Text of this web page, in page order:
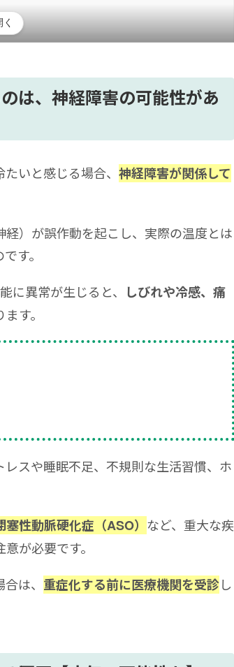
療法
は、神経障害の可能性があ
いと感じる場合、 神経障害が関係して
）が誤作動を起こし、実際の温度とは
す。
に異常が生じると、
しびれや冷感、痛
す。
スや睡眠不足、不規則な生活習慣、ホ
性動脈硬化症（ASO） など、重大な疾
が必要です。
は、 重症化する前に医療機関を受診し